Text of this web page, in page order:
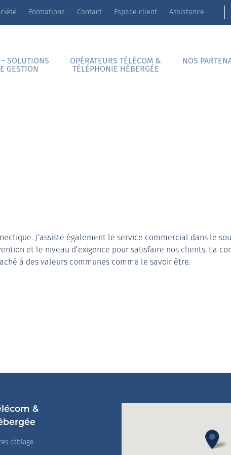
Formations Contact Espace client Assistance
SOLUTIONS
GESTION
OPÉRATEURS TÉLÉCOM &
TÉLÉPHONIE HÉBERGÉE
NOS
J’assiste également le service commercial dans le
et le niveau d’exigence pour satisfaire nos clients. La
à des valeurs communes comme le savoir être.
&
câblage